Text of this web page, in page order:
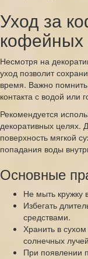
Уход за
кофейных
Несмотря на
уход позволит
время. Важно
контакта с водой или
Рекомендуется
декоративных целях.
поверхность мягкой
попадания воды
Основные
Не мыть кружку
Избегать
средствами.
Хранить в
солнечных
При появлении